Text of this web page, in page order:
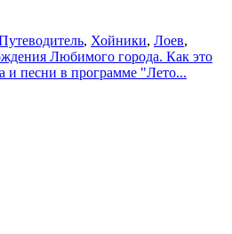
, Хойники, Лоев,
Любимого города. Как это
в программе "Лето...